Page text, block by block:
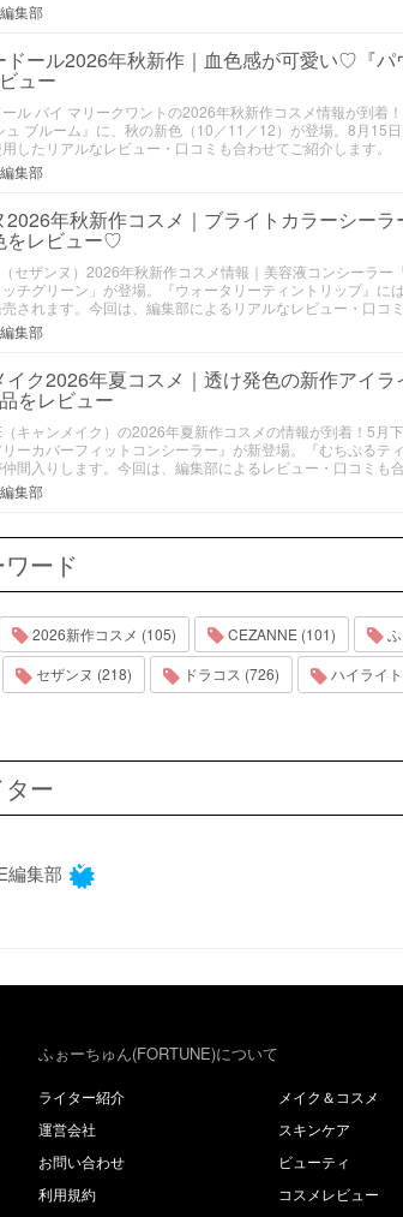
集部
ドール2026年秋新作｜血色感が可愛い♡『
ュー
ル バイ マリークワントの2026年秋新作コスメ情報が到着
ュ ブルーム』に、秋の新色（10／11／12）が登場。8月15
したリアルなレビュー・口コミも合わせてご紹介します。
集部
2026年秋新作コスメ｜ブライトカラーシー
をレビュー♡
セザンヌ）2026年秋新作コスメ情報｜美容液コンシーラー
チグリーン」が登場。『ウォータリーティントリップ』に
売されます。今回は、編集部によるリアルなレビュー・口コ
集部
イク2026年夏コスメ｜透け発色の新作アイ
をレビュー
キャンメイク）の2026年夏新作コスメの情報が到着！5月
ーカバーフィットコンシーラー』が新登場。『むちぷるテ
間入りします。今回は、編集部によるレビュー・口コミも
集部
ード
2026新作コスメ (105) CEZANNE (101)
セザンヌ (218) ドラコス (726) ハイライ
ー
編集部
ふぉーちゅん(FORTUNE)について
ライター紹介
運営会社
お問い合わせ
利用規約
メイク＆コスメ
スキンケア
ビューティ
コスメレビュー